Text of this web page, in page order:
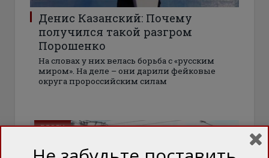
Денис Казанский: Почему
получился такой разгром
Порошенко
На словах у них велась борьба с «русским
миром». На деле – они дарили фейковые
округа пророссийским силам
БЛОГИ